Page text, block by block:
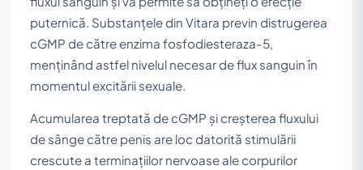
puternică. Substanțele din Vitara previn distrugerea
cGMP de către enzima fosfodiesteraza-5,
menținând astfel nivelul necesar de flux sanguin în
momentul excitării sexuale.
Acumularea treptată de cGMP și creșterea fluxului
de sânge către penis are loc datorită stimulării
crescute a terminațiilor nervoase ale corpurilor